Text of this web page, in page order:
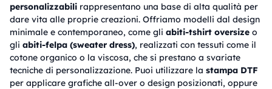
personalizzabili rappresentano una base di alta qualità per
dare vita alle proprie creazioni. Offriamo modelli dal design
minimale e contemporaneo, come gli abiti-tshirt oversize o
gli abiti-felpa (sweater dress), realizzati con tessuti come il
cotone organico o la viscosa, che si prestano a svariate
tecniche di personalizzazione. Puoi utilizzare la stampa DTF
per applicare grafiche all-over o design posizionati, oppure